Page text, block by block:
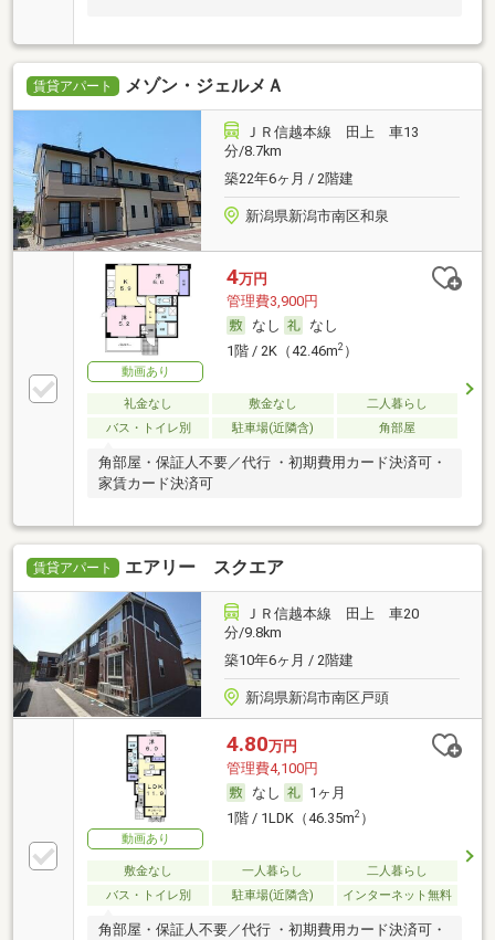
賃貸アパート メゾン・ジェルメＡ
ＪＲ信越本線 田上 車13
分/8.7km
築22年6ヶ月 / 2階建
新潟県新潟市南区和泉
動画あり
4万円
管理費3,900円
なし
なし
1階 / 2K（42.46m2）
礼金なし 敷金なし
二人暮らし
バス・トイレ別
駐車場(近隣含) 角部屋
角部屋・保証人不要／代行 ・初期費用カード決済可・
家賃カード決済可
賃貸アパート エアリー スクエア
ＪＲ信越本線 田上 車20
分/9.8km
築10年6ヶ月 / 2階建
新潟県新潟市南区戸頭
動画あり
4.80万円
管理費4,100円
なし
1ヶ月
1階 / 1LDK（46.35m2）
敷金なし 一人暮らし
二人暮らし
バス・トイレ別
駐車場(近隣含) インターネット無料
角部屋・保証人不要／代行 ・初期費用カード決済可・